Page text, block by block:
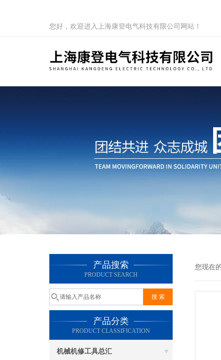
您好，欢迎进入上海康登电气科技有限公司网站！
产品搜索
PRODUCT SEARCH
产品分类
PRODUCT CLASSIFICATION
机械机修工具总汇
您现在